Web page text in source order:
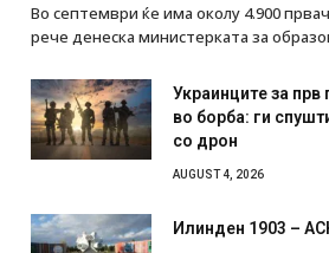
Во септември ќе има околу 4.900
рече денеска министерката за
Украинците за прв
во борба: ги
со дрон
AUGUST 4, 2026
Илинден 1903 –